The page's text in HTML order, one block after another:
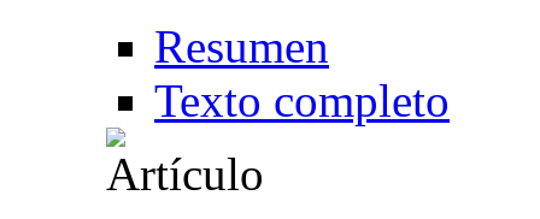
Resumen
Texto completo